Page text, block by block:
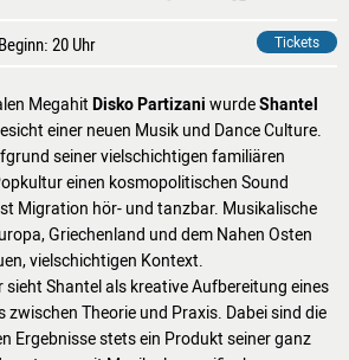
20 Uhr Tickets
Megahit Disko Partizani wurdeShantel
einer neuen Musik und Dance Culture.
seiner vielschichtigen familiären
einen kosmopolitischen Sound
Migration hör- und tanzbar. Musikalische
Griechenland und dem Nahen Osten
vielschichtigen Kontext.
sieht Shantel als kreative Aufbereitung eines
Theorie und Praxis. Dabei sind die
Ergebnisse stets ein Produkt seiner ganz